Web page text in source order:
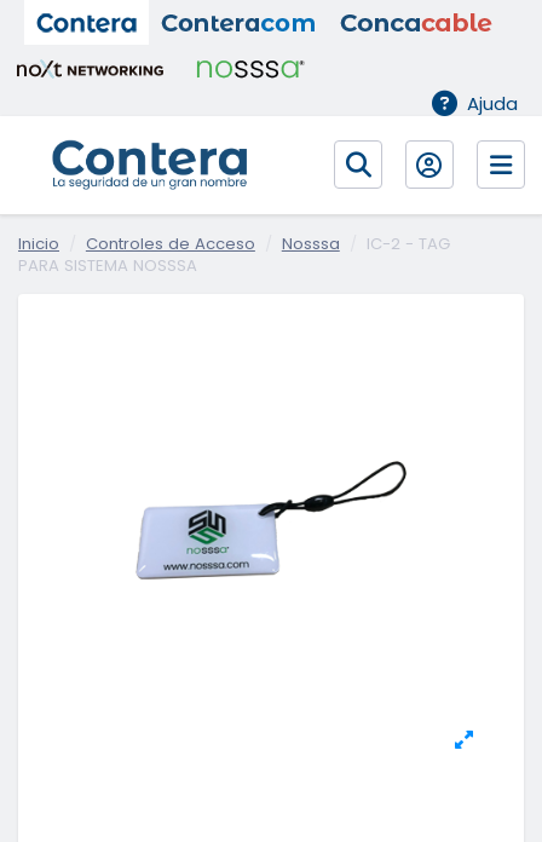
Ajuda
Inicio Controles de Acceso Nosssa
IC-2 - TAG
PARA SISTEMA NOSSSA